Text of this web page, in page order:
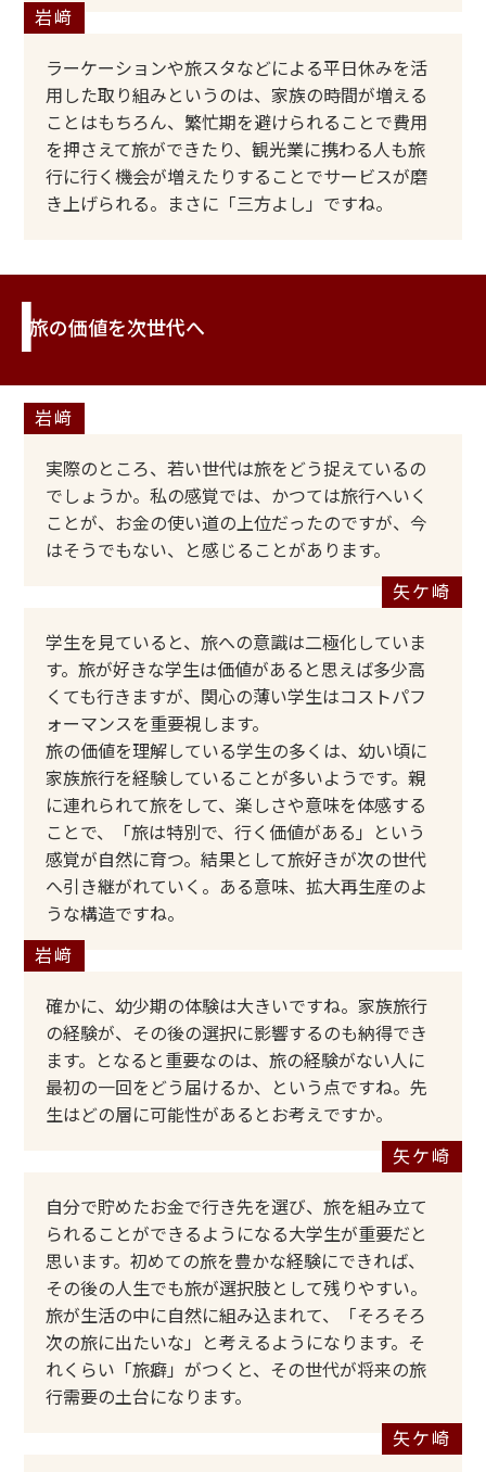
ラーケーションや旅スタなどによる平日休みを活
用した取り組みというのは、家族の時間が増える
ことはもちろん、繁忙期を避けられることで費用
を押さえて旅ができたり、観光業に携わる人も旅
行に行く機会が増えたりすることでサービスが磨
き上げられる。まさに「三方よし」ですね。
旅の価値を次世代へ
実際のところ、若い世代は旅をどう捉えているの
でしょうか。私の感覚では、かつては旅行へいく
ことが、お金の使い道の上位だったのですが、今
はそうでもない、と感じることがあります。
学生を見ていると、旅への意識は二極化していま
す。旅が好きな学生は価値があると思えば多少高
くても行きますが、関心の薄い学生はコストパフ
ォーマンスを重要視します。
旅の価値を理解している学生の多くは、幼い頃に
家族旅行を経験していることが多いようです。親
に連れられて旅をして、楽しさや意味を体感する
ことで、「旅は特別で、行く価値がある」という
感覚が自然に育つ。結果として旅好きが次の世代
へ引き継がれていく。ある意味、拡大再生産のよ
うな構造ですね。
確かに、幼少期の体験は大きいですね。家族旅行
の経験が、その後の選択に影響するのも納得でき
ます。となると重要なのは、旅の経験がない人に
最初の一回をどう届けるか、という点ですね。先
生はどの層に可能性があるとお考えですか。
自分で貯めたお金で行き先を選び、旅を組み立て
られることができるようになる大学生が重要だと
思います。初めての旅を豊かな経験にできれば、
その後の人生でも旅が選択肢として残りやすい。
旅が生活の中に自然に組み込まれて、「そろそろ
次の旅に出たいな」と考えるようになります。そ
れくらい「旅癖」がつくと、その世代が将来の旅
行需要の土台になります。